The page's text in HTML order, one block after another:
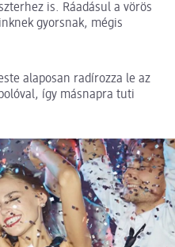
is. Ráadásul a vörös
gyorsnak, mégis
alaposan radírozza le az
így másnapra tuti